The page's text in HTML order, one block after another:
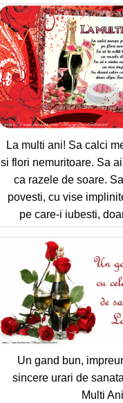
La multi ani! Sa calci
si flori nemuritoare. Sa
ca razele de soare.
povesti, cu vise
pe care-i iubesti,
Un gand bun,
sincere urari de
Multi